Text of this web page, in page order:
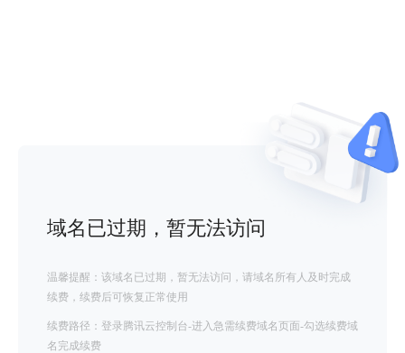
域名已过期，暂无法访问
温馨提醒：该域名已过期，暂无法访问，请域名所有人及时完成
续费，续费后可恢复正常使用
续费路径：登录腾讯云控制台-进入急需续费域名页面-勾选续费域
名完成续费